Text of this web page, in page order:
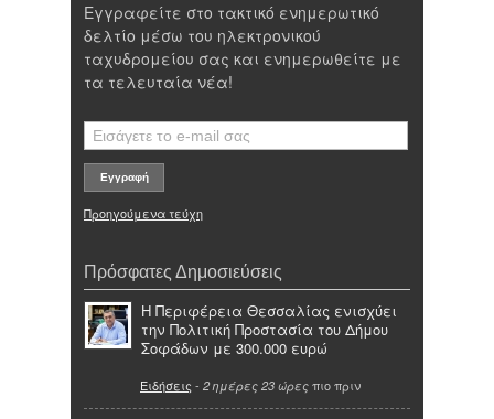
Εγγραφείτε στο τακτικό ενημερωτικό
δελτίο μέσω του ηλεκτρονικού
ταχυδρομείου σας και ενημερωθείτε με
τα τελευταία νέα!
Προηγούμενα τεύχη
Πρόσφατες Δημοσιεύσεις
Η Περιφέρεια Θεσσαλίας ενισχύει
την Πολιτική Προστασία του Δήμου
Σοφάδων με 300.000 ευρώ
Ειδήσεις - 2 ημέρες 23 ώρες πιο πριν